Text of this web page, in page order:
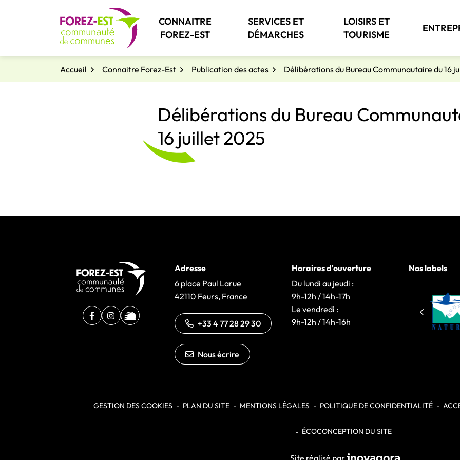
CONNAITRE
FOREZ-EST
SERVICES ET
DÉMARCHES
LOISIRS ET
TOURISME
Accueil Connaitre Forez-Est Publication des actes Délibérations du Bureau Communautaire du 16
Délibérations du Bureau
16 juillet 2025
Facebook
(ouverture dans un nouvel onglet)
Instagram
(ouverture dans un nouvel onglet)
illiwap
(ouverture dans un nouvel onglet)
Adresse
6 place Paul Larue
42110 Feurs, France
+33 4 77 28 29 30
Nous écrire
Horaires d'ouverture
Du lundi au jeudi :
9h-12h / 14h-17h
Le vendredi :
9h-12h / 14h-16h
Nos labels
GESTION DES COOKIES PLAN DU SITE MENTIONS LÉGALES POLITIQUE DE CONFIDENTIALITÉ
ÉCOCONCEPTION DU SITE
Site réalisé parInovagora (ouverture dans un